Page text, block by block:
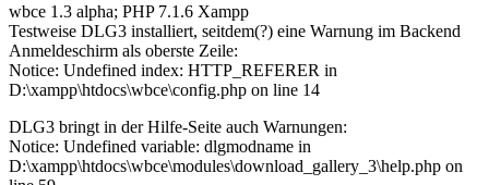
wbce 1.3 alpha; PHP 7.1.6 Xampp
Testweise DLG3 installiert, seitdem(?) eine Warnung im Backend
Anmeldeschirm als oberste Zeile:
Notice: Undefined index: HTTP_REFERER in
D:\xampp\htdocs\wbce\config.php on line 14
DLG3 bringt in der Hilfe-Seite auch Warnungen:
Notice: Undefined variable: dlgmodname in
D:\xampp\htdocs\wbce\modules\download_gallery_3\help.php on